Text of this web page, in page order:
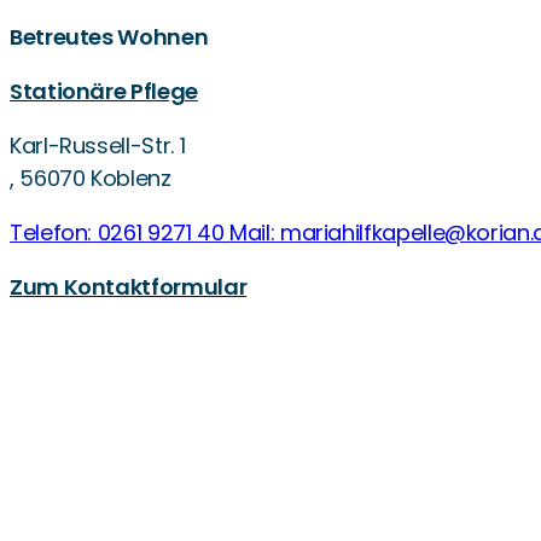
Betreutes Wohnen
Stationäre Pflege
Karl-Russell-Str. 1
, 56070 Koblenz
Telefon: 0261 9271 40 Mail:
Zum Kontaktformular